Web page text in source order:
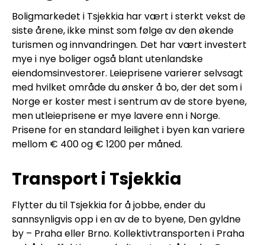
Boligmarkedet i Tsjekkia har vært i sterkt vekst de
siste årene, ikke minst som følge av den økende
turismen og innvandringen. Det har vært investert
mye i nye boliger også blant utenlandske
eiendomsinvestorer. Leieprisene varierer selvsagt
med hvilket område du ønsker å bo, der det som i
Norge er koster mest i sentrum av de store byene,
men utleieprisene er mye lavere enn i Norge.
Prisene for en standard leilighet i byen kan variere
mellom € 400 og € 1200 per måned.
Transport i Tsjekkia
Flytter du til Tsjekkia for å jobbe, ender du
sannsynligvis opp i en av de to byene, Den gyldne
by – Praha eller Brno. Kollektivtransporten i Praha